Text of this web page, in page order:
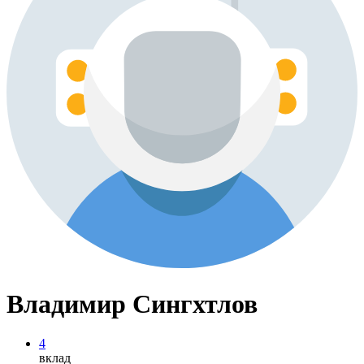
Владимир Сингхтлов
4
вклад